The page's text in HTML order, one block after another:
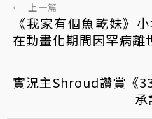
← 上一篇
《我家有個魚乾妹》
在動畫化期間因罕病離
實況主Shroud讚賞《
承